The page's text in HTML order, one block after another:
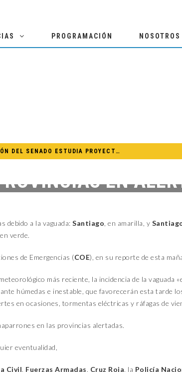
PROGRAMACIÓN NOSOTROS
COMISIÓN DE EDUCACIÓN DEL SENADO ESTUDIA PROYECTO DE RAFAEL BARÓN DULUC QUE PROHÍBE RETENER TÍTULOS POR IMPAGO DE INVESTIDURAS
TEMPORADA CICLÓNICA 2026: PRONOSTICAN 13 TORMENTAS TROPICALES NOMBRADAS
EN
debido a la vaguada: Santiago , en amarilla, y
, en verde.
de Emergencias (COE), en su reporte de esta
más reciente, la incidencia de la vaguada
húmedas e inestable, que favorecerán esta tarde
en ocasiones, tormentas eléctricas y ráfagas de
en las provincias alertadas.
eventualidad,
Civil Fuerzas Armadas Cruz Roja , la Policía